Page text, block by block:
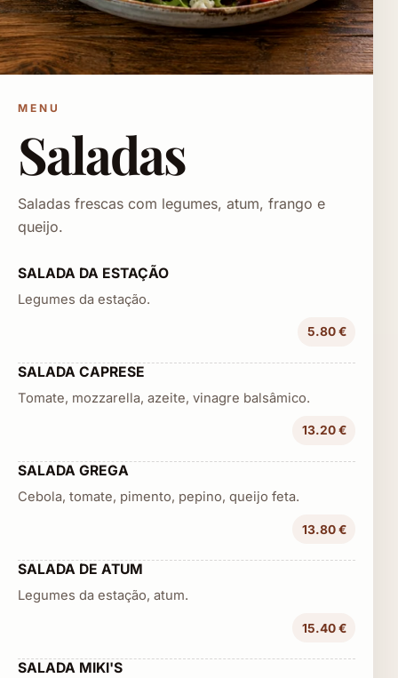
MENU
Saladas
Saladas frescas com legumes, atum, frango e
queijo.
SALADA DA ESTAÇÃO
Legumes da estação.
5.80 €
SALADA CAPRESE
Tomate, mozzarella, azeite, vinagre balsâmico.
13.20 €
SALADA GREGA
Cebola, tomate, pimento, pepino, queijo feta.
13.80 €
SALADA DE ATUM
Legumes da estação, atum.
15.40 €
SALADA MIKI'S